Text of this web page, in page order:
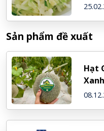
Sản phẩm đề xuất
Hạt
Xanh